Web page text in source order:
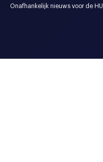
Onafhankelijk nieuws voor de HU